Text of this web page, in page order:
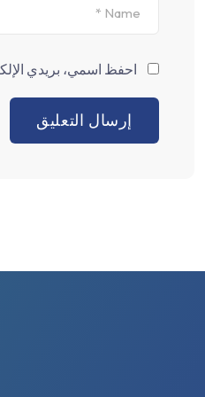
احفظ اسمي، بريدي